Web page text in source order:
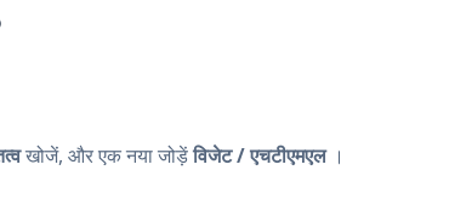
खोजें, और एक नया जोड़ेंविजेट / एचटीएमएल।